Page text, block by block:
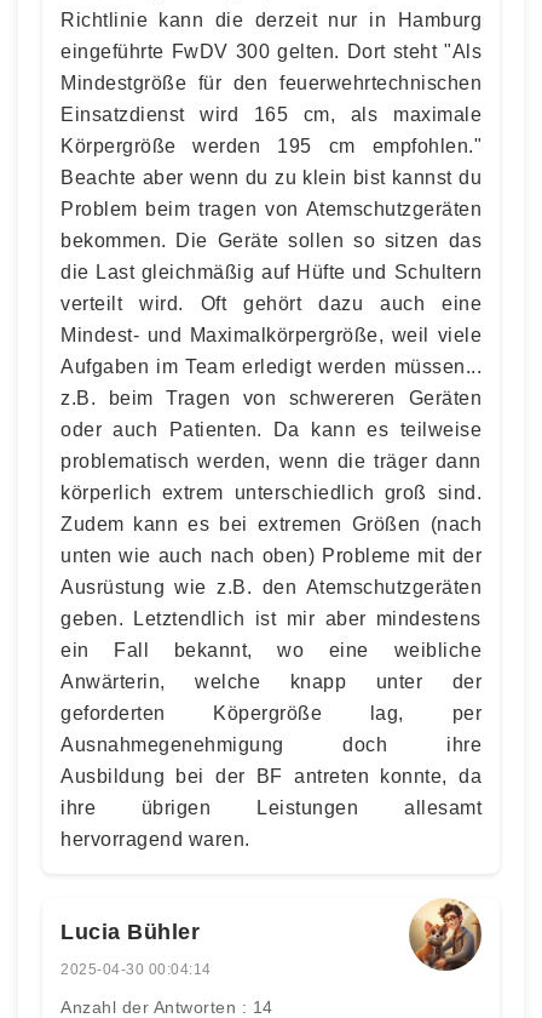
Richtlinie kann die derzeit nur in Hamburg
eingeführte FwDV 300 gelten. Dort steht "Als
Mindestgröße für den feuerwehrtechnischen
Einsatzdienst wird 165 cm, als maximale
Körpergröße werden 195 cm empfohlen."
Beachte aber wenn du zu klein bist kannst du
Problem beim tragen von Atemschutzgeräten
bekommen. Die Geräte sollen so sitzen das
die Last gleichmäßig auf Hüfte und Schultern
verteilt wird. Oft gehört dazu auch eine
Mindest- und Maximalkörpergröße, weil viele
Aufgaben im Team erledigt werden müssen...
z.B. beim Tragen von schwereren Geräten
oder auch Patienten. Da kann es teilweise
problematisch werden, wenn die träger dann
körperlich extrem unterschiedlich groß sind.
Zudem kann es bei extremen Größen (nach
unten wie auch nach oben) Probleme mit der
Ausrüstung wie z.B. den Atemschutzgeräten
geben. Letztendlich ist mir aber mindestens
ein Fall bekannt, wo eine weibliche
Anwärterin, welche knapp unter der
geforderten Köpergröße lag, per
Ausnahmegenehmigung doch ihre
Ausbildung bei der BF antreten konnte, da
ihre übrigen Leistungen allesamt
hervorragend waren.
Lucia Bühler
2025-04-30 00:04:14
Anzahl der Antworten : 14